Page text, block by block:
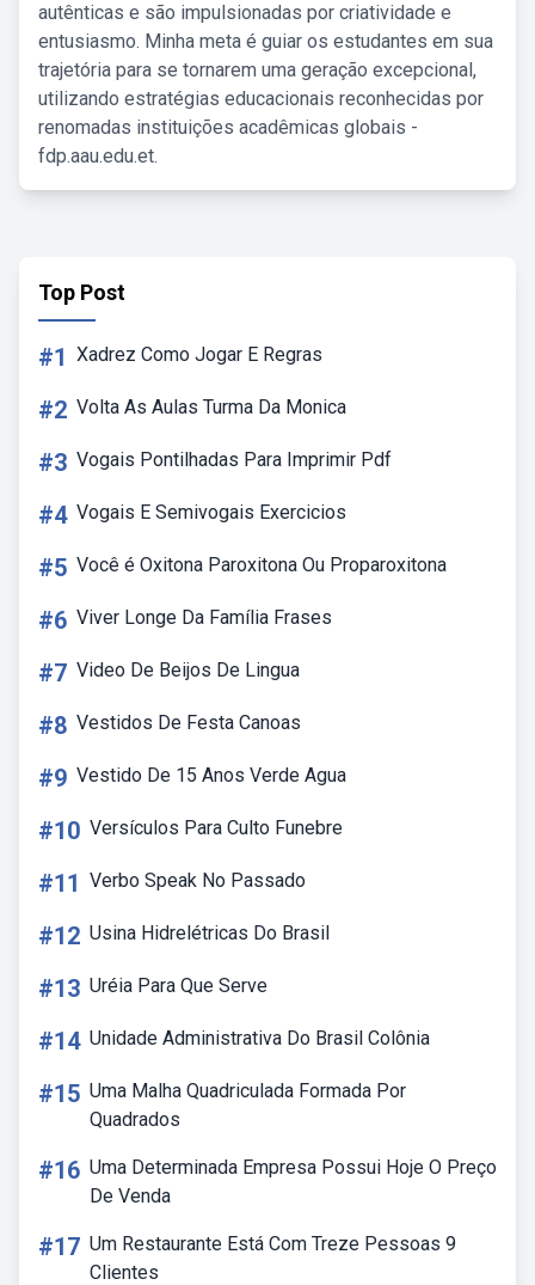
autênticas e são impulsionadas por criatividade e
entusiasmo. Minha meta é guiar os estudantes em sua
trajetória para se tornarem uma geração excepcional,
utilizando estratégias educacionais reconhecidas por
renomadas instituições acadêmicas globais -
fdp.aau.edu.et.
Top Post
#1 Xadrez Como Jogar E Regras
#2 Volta As Aulas Turma Da Monica
#3 Vogais Pontilhadas Para Imprimir Pdf
#4 Vogais E Semivogais Exercicios
#5 Você é Oxitona Paroxitona Ou Proparoxitona
#6 Viver Longe Da Família Frases
#7 Video De Beijos De Lingua
#8 Vestidos De Festa Canoas
#9 Vestido De 15 Anos Verde Agua
#10 Versículos Para Culto Funebre
#11 Verbo Speak No Passado
#12 Usina Hidrelétricas Do Brasil
#13 Uréia Para Que Serve
#14 Unidade Administrativa Do Brasil Colônia
#15 Uma Malha Quadriculada Formada Por
Quadrados
#16 Uma Determinada Empresa Possui Hoje O Preço
De Venda
#17 Um Restaurante Está Com Treze Pessoas 9
Clientes